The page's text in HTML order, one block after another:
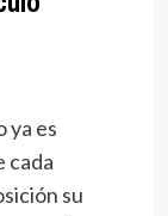
ya es
cada
su